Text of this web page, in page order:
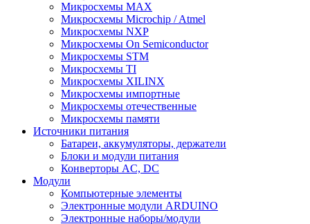
Микросхемы MAX
Микросхемы Microchip / Atmel
Микросхемы NXP
Микросхемы On Semiconductor
Микросхемы STM
Микросхемы TI
Микросхемы XILINX
Микросхемы импортные
Микросхемы отечественные
Микросхемы памяти
Источники питания
Батареи, аккумуляторы, держатели
Блоки и модули питания
Конверторы AC, DC
Модули
Компьютерные элементы
Электронные модули ARDUINO
Электронные наборы/модули